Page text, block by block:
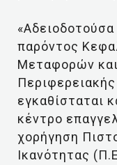
παρόντος
Μεταφορών
εγκαθίσταται
κέντρο
χορήγηση
Ικανότητας